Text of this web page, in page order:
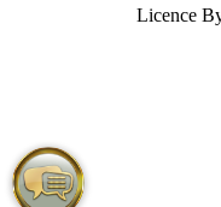
Licence